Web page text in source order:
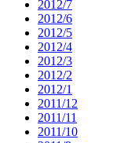
2012/7
2012/6
2012/5
2012/4
2012/3
2012/2
2012/1
2011/12
2011/11
2011/10